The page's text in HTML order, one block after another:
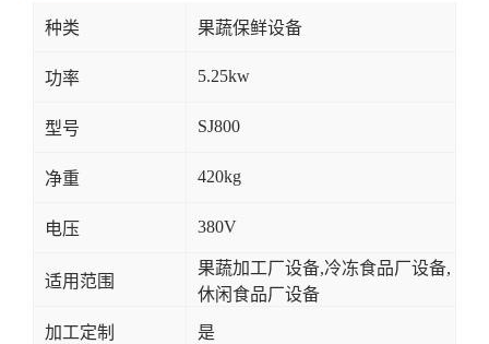
种类 果蔬保鲜设备
功率 5.25kw
型号 SJ800
净重 420kg
电压 380V
适用范围
果蔬加工厂设备,冷冻食品厂设备,
休闲食品厂设备
加工定制 是